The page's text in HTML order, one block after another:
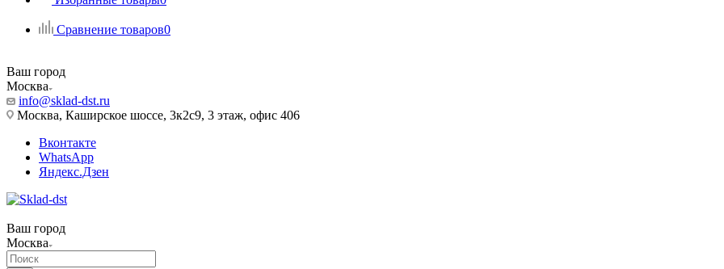
Сравнение товаров0
Ваш город
Москва
info@sklad-dst.ru
Москва, Каширское шоссе, 3к2с9, 3 этаж, офис 406
Вконтакте
WhatsApp
Яндекс.Дзен
Ваш город
Москва